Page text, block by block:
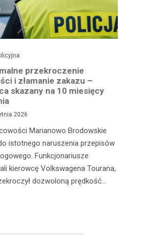
przekroczenie
i złamanie zakazu –
skazany na 10 miesięcy
2026
Marianowo Brodowskie
istotnego naruszenia przepisów
Funkcjonariusze
kierowcę Volkswagena Tourana,
dozwoloną prędkość…